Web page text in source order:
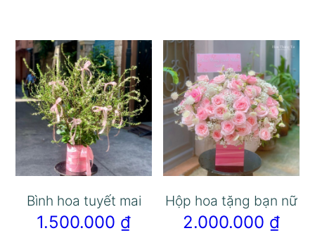
Bình hoa tuyết mai
1.500.000 ₫
Hộp hoa tặng bạn nữ
2.000.000 ₫